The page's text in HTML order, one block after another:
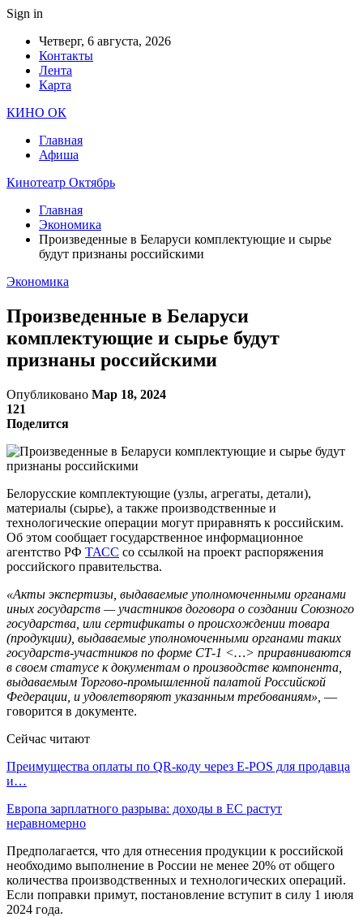
Sign in
Четверг, 6 августа, 2026
Контакты
Лента
Карта
КИНО ОК
Главная
Афиша
Кинотеатр Октябрь
Главная
Экономика
Произведенные в Беларуси комплектующие и сырье
будут признаны российскими
Экономика
Произведенные в Беларуси
комплектующие и сырье будут
признаны российскими
Опубликовано Мар 18, 2024
121
Поделится
Белорусские комплектующие (узлы, агрегаты, детали),
материалы (сырье), а также производственные и
технологические операции могут приравнять к российским.
Об этом сообщает государственное информационное
агентство РФ ТАСС со ссылкой на проект распоряжения
российского правительства.
«Акты экспертизы, выдаваемые уполномоченными органами
иных государств — участников договора о создании Союзного
государства, или сертификаты о происхождении товара
(продукции), выдаваемые уполномоченными органами таких
государств-участников по форме СТ-1 <…> приравниваются
в своем статусе к документам о производстве компонента,
выдаваемым Торгово-промышленной палатой Российской
Федерации, и удовлетворяют указанным требованиям», —
говорится в документе.
Сейчас читают
Преимущества оплаты по QR-коду через E-POS для продавца
и…
Европа зарплатного разрыва: доходы в ЕС растут
неравномерно
Предполагается, что для отнесения продукции к российской
необходимо выполнение в России не менее 20% от общего
количества производственных и технологических операций.
Если поправки примут, постановление вступит в силу 1 июля
2024 года.